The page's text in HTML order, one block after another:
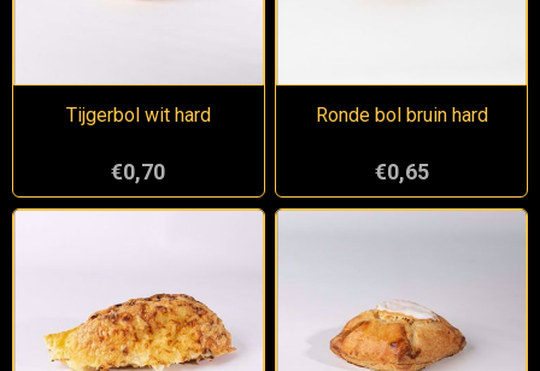
Tijgerbol wit hard
€0,70
Ronde bol bruin hard
€0,65